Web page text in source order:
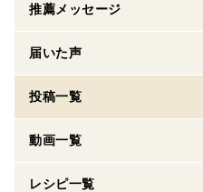
推薦メッセージ
届いた声
投稿一覧
動画一覧
レシピ一覧